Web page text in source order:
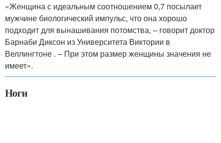
«Женщина с идеальным соотношением 0,7 посылает
мужчине биологический импульс, что она хорошо
подходит для вынашивания потомства, – говорит доктор
Барнаби Диксон из Университета Виктории в
Веллингтоне . – При этом размер женщины значения не
имеет».
Ноги